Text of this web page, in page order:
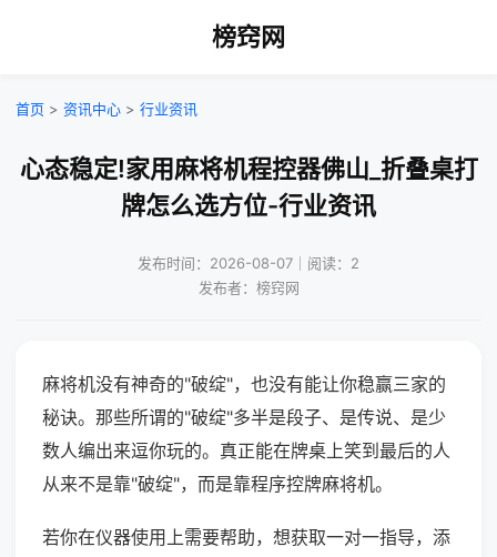
榜窍网
首页 > 资讯中心 > 行业资讯
心态稳定!家用麻将机程控器佛山_折叠桌打
牌怎么选方位-行业资讯
发布时间：2026-08-07｜阅读：2
发布者：榜窍网
麻将机没有神奇的"破绽"，也没有能让你稳赢三家的
秘诀。那些所谓的"破绽"多半是段子、是传说、是少
数人编出来逗你玩的。真正能在牌桌上笑到最后的人
从来不是靠"破绽"，而是靠程序控牌麻将机。
若你在仪器使用上需要帮助，想获取一对一指导，添